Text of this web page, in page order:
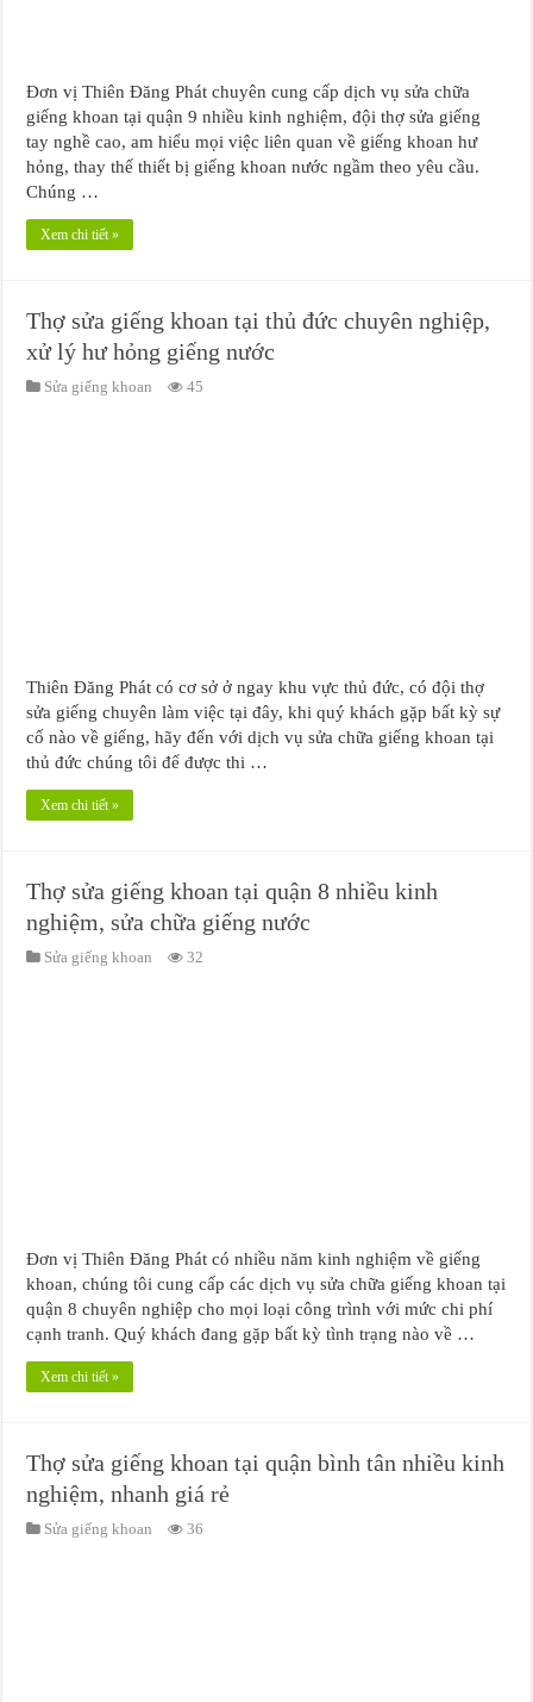
Đơn vị Thiên Đăng Phát chuyên cung cấp dịch vụ sửa chữa
giếng khoan tại quận 9 nhiều kinh nghiệm, đội thợ sửa giếng
tay nghề cao, am hiểu mọi việc liên quan về giếng khoan hư
hỏng, thay thế thiết bị giếng khoan nước ngầm theo yêu cầu.
Chúng …
Xem chi tiết »
Thợ sửa giếng khoan tại thủ đức chuyên nghiệp,
xử lý hư hỏng giếng nước
Sửa giếng khoan 45
Thiên Đăng Phát có cơ sở ở ngay khu vực thủ đức, có đội thợ
sửa giếng chuyên làm việc tại đây, khi quý khách gặp bất kỳ sự
cố nào về giếng, hãy đến với dịch vụ sửa chữa giếng khoan tại
thủ đức chúng tôi để được thi …
Xem chi tiết »
Thợ sửa giếng khoan tại quận 8 nhiều kinh
nghiệm, sửa chữa giếng nước
Sửa giếng khoan 32
Đơn vị Thiên Đăng Phát có nhiều năm kinh nghiệm về giếng
khoan, chúng tôi cung cấp các dịch vụ sửa chữa giếng khoan tại
quận 8 chuyên nghiệp cho mọi loại công trình với mức chi phí
cạnh tranh. Quý khách đang gặp bất kỳ tình trạng nào về …
Xem chi tiết »
Thợ sửa giếng khoan tại quận bình tân nhiều kinh
nghiệm, nhanh giá rẻ
Sửa giếng khoan 36